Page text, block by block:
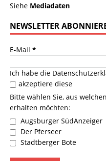
Siehe Mediadaten
NEWSLETTER
E-Mail *
Ich habe die
akzeptiere diese
Bitte wählen Sie, aus
erhalten möchten:
Augsburger SüdAnzeiger
Der Pferseer
Stadtberger Bote